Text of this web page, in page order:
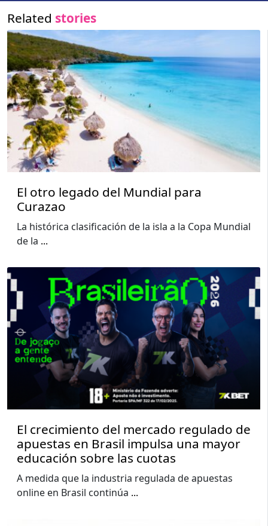
Related stories
El otro legado del Mundial para
Curazao
La histórica clasificación de la isla a la Copa Mundial
de la ...
El crecimiento del mercado regulado de
apuestas en Brasil impulsa una mayor
educación sobre las cuotas
A medida que la industria regulada de apuestas
online en Brasil continúa ...